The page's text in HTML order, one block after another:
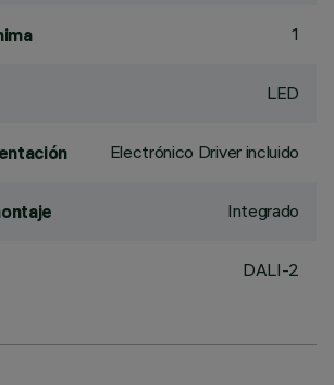
1
LED
Electrónico Driver incluido
Integrado
DALI-2